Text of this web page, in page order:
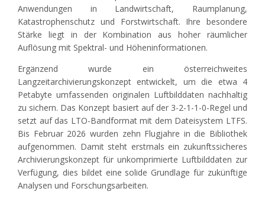
Anwendungen in Landwirtschaft, Raumplanung,
Katastrophenschutz und Forstwirtschaft. Ihre besondere
Stärke liegt in der Kombination aus hoher räumlicher
Auflösung mit Spektral- und Höheninformationen.
Ergänzend wurde ein österreichweites
Langzeitarchivierungskonzept entwickelt, um die etwa 4
Petabyte umfassenden originalen Luftbilddaten nachhaltig
zu sichern. Das Konzept basiert auf der 3-2-1-1-0-Regel und
setzt auf das LTO-Bandformat mit dem Dateisystem LTFS.
Bis Februar 2026 wurden zehn Flugjahre in die Bibliothek
aufgenommen. Damit steht erstmals ein zukunftssicheres
Archivierungskonzept für unkomprimierte Luftbilddaten zur
Verfügung, dies bildet eine solide Grundlage für zukünftige
Analysen und Forschungsarbeiten.